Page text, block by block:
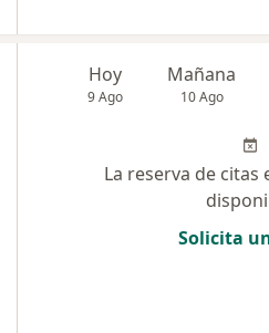
Hoy
9 Ago
Mañana
10 Ago
La reserva de citas
Solicita